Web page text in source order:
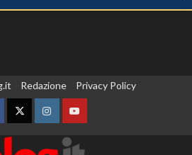
Redazione Privacy Policy
TwitterInstagramYouTube